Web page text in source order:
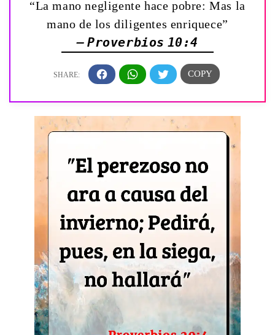
“La mano negligente hace pobre: Mas la
mano de los diligentes enriquece”
— Proverbios 10:4